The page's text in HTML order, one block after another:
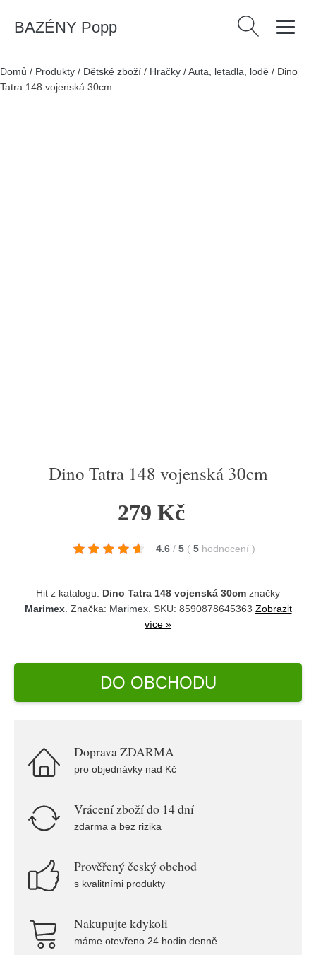
BAZÉNY Popp Vyhledávání
Domů / Produkty / Dětské zboží / Hračky /Auta, letadla, lodě / Dino
Tatra 148 vojenská 30cm
Dino Tatra 148 vojenská 30cm
279 Kč
4.6 / 5 ( 5 hodnocení )
Hit z katalogu: Dino Tatra 148 vojenská 30cm značky
Marimex. Značka: Marimex. SKU: 8590878645363 Zobrazit
více »
DO OBCHODU
Doprava ZDARMA
pro objednávky nad Kč
Vrácení zboží do 14 dní
zdarma a bez rizika
Prověřený český obchod
s kvalitními produkty
Nakupujte kdykoli
máme otevřeno 24 hodin denně